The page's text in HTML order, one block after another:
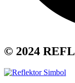
© 2024